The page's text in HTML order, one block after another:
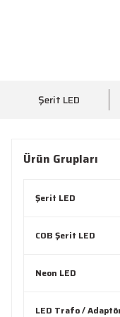
Şerit LED
Ürün Grupları
Şerit LED
COB Şerit LED
Neon LED
LED Trafo /